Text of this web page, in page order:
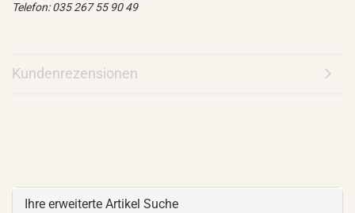
Telefon: 035 267 55 90 49
Kundenrezensionen
Ihre erweiterte Artikel Suche